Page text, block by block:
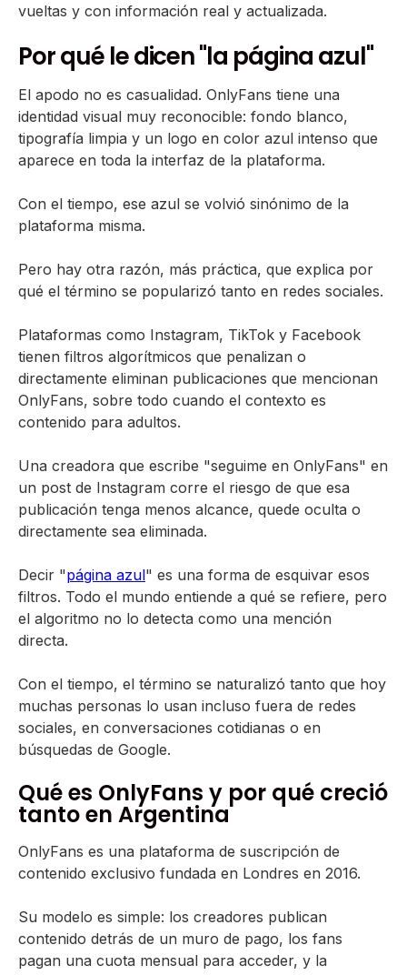
vueltas y con información real y actualizada.
Por qué le dicen "la página azul"
El apodo no es casualidad. OnlyFans tiene una
identidad visual muy reconocible: fondo blanco,
tipografía limpia y un logo en color azul intenso que
aparece en toda la interfaz de la plataforma.
Con el tiempo, ese azul se volvió sinónimo de la
plataforma misma.
Pero hay otra razón, más práctica, que explica por
qué el término se popularizó tanto en redes sociales.
Plataformas como Instagram, TikTok y Facebook
tienen filtros algorítmicos que penalizan o
directamente eliminan publicaciones que mencionan
OnlyFans, sobre todo cuando el contexto es
contenido para adultos.
Una creadora que escribe "seguime en OnlyFans" en
un post de Instagram corre el riesgo de que esa
publicación tenga menos alcance, quede oculta o
directamente sea eliminada.
Decir "página azul" es una forma de esquivar esos
filtros. Todo el mundo entiende a qué se refiere, pero
el algoritmo no lo detecta como una mención
directa.
Con el tiempo, el término se naturalizó tanto que hoy
muchas personas lo usan incluso fuera de redes
sociales, en conversaciones cotidianas o en
búsquedas de Google.
Qué es OnlyFans y por qué creció
tanto en Argentina
OnlyFans es una plataforma de suscripción de
contenido exclusivo fundada en Londres en 2016.
Su modelo es simple: los creadores publican
contenido detrás de un muro de pago, los fans
pagan una cuota mensual para acceder, y la